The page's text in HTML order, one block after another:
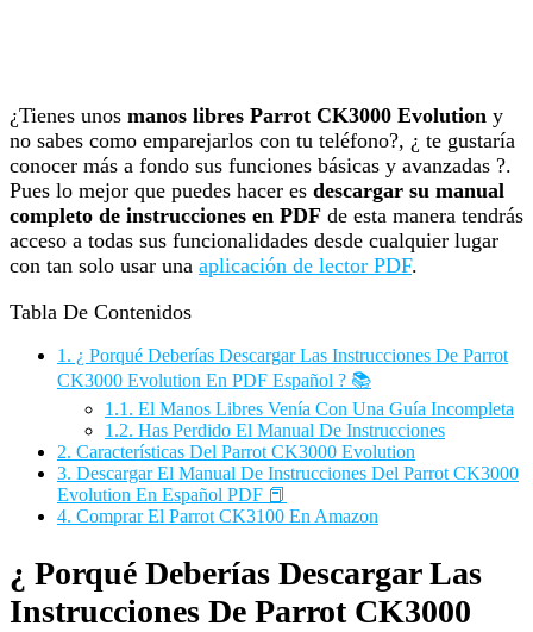
¿Tienes unos manos libres Parrot CK3000 Evolution y
no sabes como emparejarlos con tu teléfono?, ¿ te gustaría
conocer más a fondo sus funciones básicas y avanzadas ?.
Pues lo mejor que puedes hacer es descargar su manual
completo de instrucciones en PDF de esta manera tendrás
acceso a todas sus funcionalidades desde cualquier lugar
con tan solo usar una aplicación de lector PDF.
Tabla De Contenidos
1. ¿ Porqué Deberías Descargar Las Instrucciones De Parrot
CK3000 Evolution En PDF Español ? 📚
1.1. El Manos Libres Venía Con Una Guía Incompleta
1.2. Has Perdido El Manual De Instrucciones
2. Características Del Parrot CK3000 Evolution
3. Descargar El Manual De Instrucciones Del Parrot CK3000
Evolution En Español PDF 📕
4. Comprar El Parrot CK3100 En Amazon
¿ Porqué Deberías Descargar Las
Instrucciones De Parrot CK3000